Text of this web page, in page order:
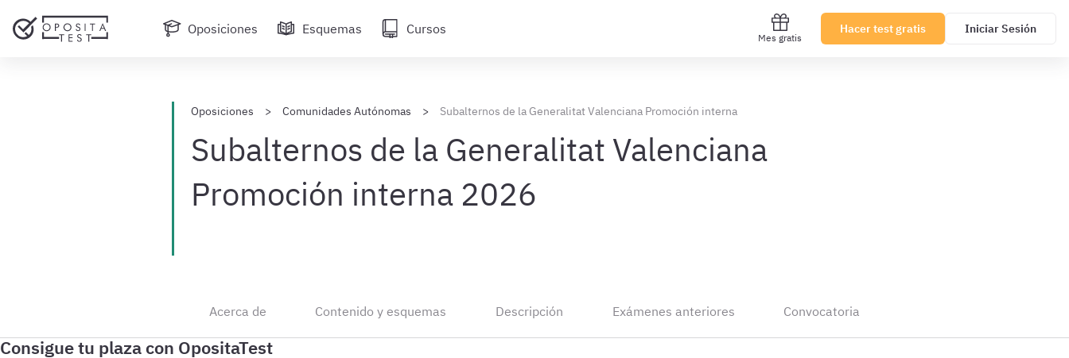
Oposiciones Esquemas Cursos
Mes gratis
Hacer test gratis Iniciar Sesión
Oposiciones Comunidades Autónomas Subalternos de la Generalitat Valenciana Promoción interna
Subalternos de la Generalitat Valenciana
Promoción interna 2026
Acerca de Contenido y esquemas Descripción Exámenes anteriores Convocatoria